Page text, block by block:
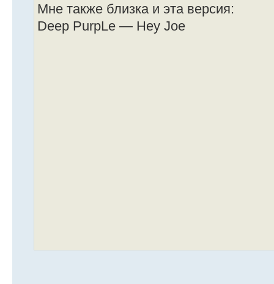
Мне также близка и эта версия:
Deep PurpLe — Hey Joe